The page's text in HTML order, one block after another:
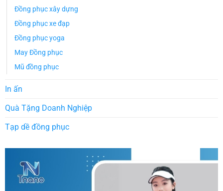
Đồng phục xây dựng
Đồng phục xe đạp
Đồng phục yoga
May Đồng phục
Mũ đồng phục
In ấn
Quà Tặng Doanh Nghiệp
Tạp dề đồng phục